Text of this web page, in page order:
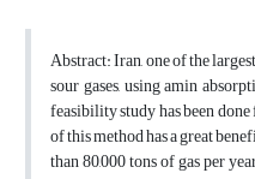
Abstract: Iran, one of the
sour gases, using amin
feasibility study has been
of this method has a great
than 80,000 tons of gas per